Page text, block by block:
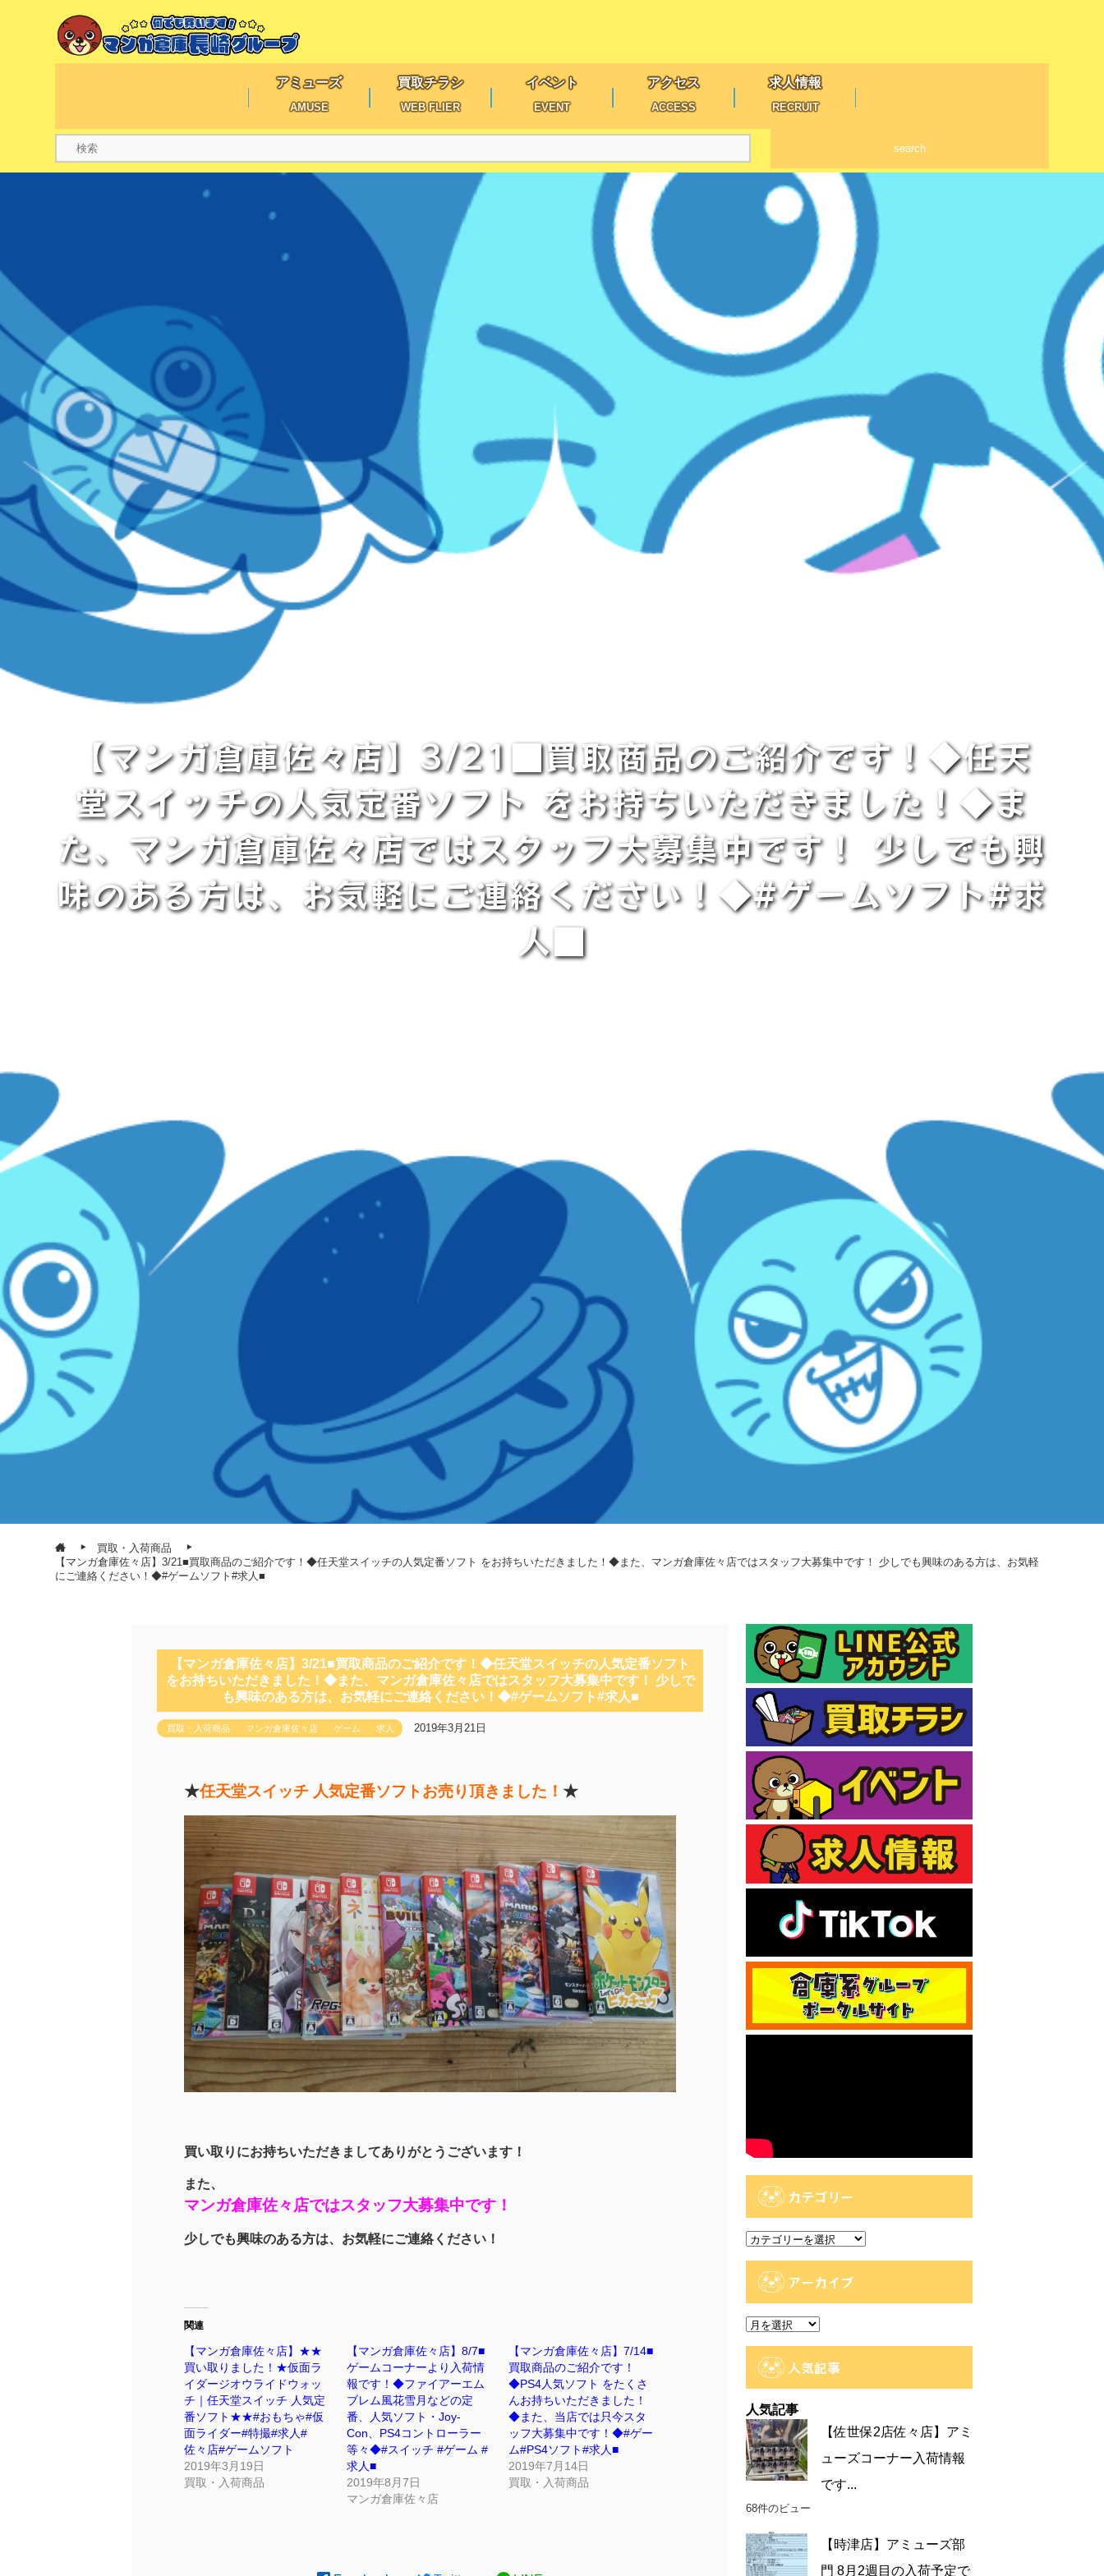
アミューズ
AMUSE
買取チラシ
WEB FLIER
イベント
EVENT
アクセス
ACCESS
求人情報
RECRUIT
search
【マンガ倉庫佐々店】3/21■買取商品のご紹介です！◆任天
堂スイッチの人気定番ソフト をお持ちいただきました！◆ま
た、マンガ倉庫佐々店ではスタッフ大募集中です！ 少しでも興
味のある方は、お気軽にご連絡ください！◆#ゲームソフト#求
人■
買取・入荷商品
【マンガ倉庫佐々店】3/21■買取商品のご紹介です！◆任天堂スイッチの人気定番ソフト をお持ちいただきました！◆また、マンガ倉庫佐々店ではスタッフ大募集中です！ 少しでも興味のある方は、お気軽
にご連絡ください！◆#ゲームソフト#求人■
【マンガ倉庫佐々店】3/21■買取商品のご紹介です！◆任天堂スイッチの人気定番ソフト
をお持ちいただきました！◆また、マンガ倉庫佐々店ではスタッフ大募集中です！ 少しで
も興味のある方は、お気軽にご連絡ください！◆#ゲームソフト#求人■
買取・入荷商品 マンガ倉庫佐々店 ゲーム 求人 2019年3月21日
★任天堂スイッチ 人気定番ソフトお売り頂きました！ ★
買い取りにお持ちいただきましてありがとうございます！
また、
マンガ倉庫佐々店ではスタッフ大募集中です！
少しでも興味のある方は、 お気軽にご連絡ください！
関連
【マンガ倉庫佐々店】★★
買い取りました！★仮面ラ
イダージオウライドウォッ
チ｜任天堂スイッチ 人気定
番ソフト★★#おもちゃ#仮
面ライダー#特撮#求人#
佐々店#ゲームソフト
2019年3月19日
買取・入荷商品
【マンガ倉庫佐々店】8/7■
ゲームコーナーより入荷情
報です！◆ファイアーエム
ブレム風花雪月などの定
番、人気ソフト・Joy-
Con、PS4コントローラー
等々◆#スイッチ #ゲーム #
求人■
2019年8月7日
マンガ倉庫佐々店
【マンガ倉庫佐々店】7/14■
買取商品のご紹介です！
◆PS4人気ソフト をたくさ
んお持ちいただきました！
◆また、当店では只今スタ
ッフ大募集中です！◆#ゲー
ム#PS4ソフト#求人■
2019年7月14日
買取・入荷商品
カテゴリー
カ
アーカイブ
ア
人気記事
人気記事
【佐世保2店佐々店】アミ
ューズコーナー入荷情報
です...
68件のビュー
【時津店】アミューズ部
門 8月2週目の入荷予定で